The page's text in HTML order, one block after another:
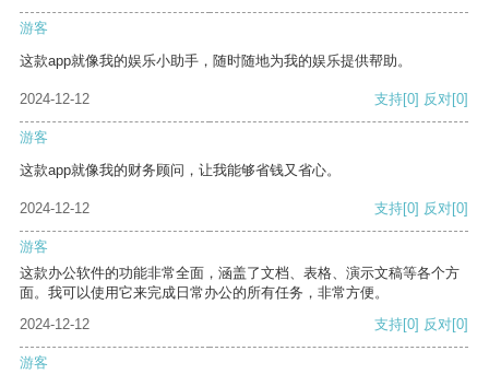
游客
这款app就像我的娱乐小助手，随时随地为我的娱乐提供帮助。
2024-12-12 支持[0] 反对[0]
游客
这款app就像我的财务顾问，让我能够省钱又省心。
2024-12-12 支持[0] 反对[0]
游客
这款办公软件的功能非常全面，涵盖了文档、表格、演示文稿等各个方
面。我可以使用它来完成日常办公的所有任务，非常方便。
2024-12-12
支持[0] 反对[0]
游客